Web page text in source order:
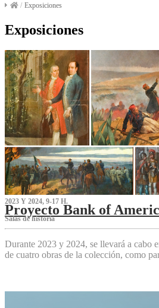
/ Exposiciones
Exposiciones
2023 Y 2024, 9-17 H.
Proyecto Bank of
S‌alas de historia
Durante 2023 y 2024, se llevará a cabo
de cuatro obras de la colección, como